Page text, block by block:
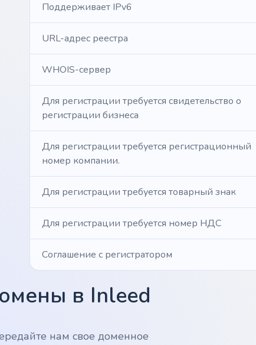
Поддерживает IPv6
URL-адрес реестра
WHOIS-сервер
Для регистрации требуется свидетельство о
регистрации бизнеса
Для регистрации требуется регистрационный
номер компании.
Для регистрации требуется товарный знак
Для регистрации требуется номер НДС
Соглашение с регистратором
в Inleed
нам свое доменное